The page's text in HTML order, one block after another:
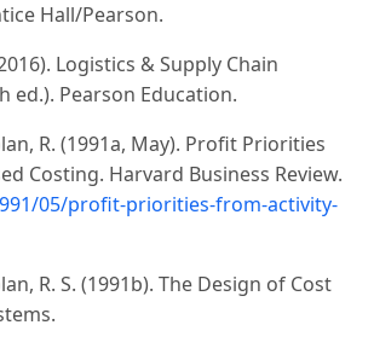
Hall/Pearson.
Logistics & Supply Chain
ed.). Pearson Education.
R. (1991a, May). Profit Priorities
Costing. Harvard Business Review.
05/profit-priorities-from-activity-
R. S. (1991b). The Design of Cost